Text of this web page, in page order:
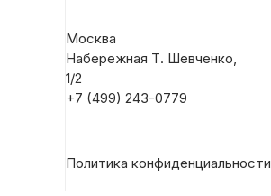
Москва
Набережная Т. Шевченко,
1/2
+7 (499) 243-0779
Политика конфиденциальности